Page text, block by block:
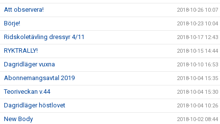
Att observera! 2018-10-26 10:07
Börje! 2018-10-23 10:04
Ridskoletävling dressyr 4/11 2018-10-17 12:43
RYKTRALLY! 2018-10-15 14:44
Dagridläger vuxna 2018-10-10 16:53
Abonnemangsavtal 2019 2018-10-04 15:35
Teoriveckan v.44 2018-10-04 15:30
Dagridläger höstlovet 2018-10-04 10:26
New Body 2018-10-02 08:44